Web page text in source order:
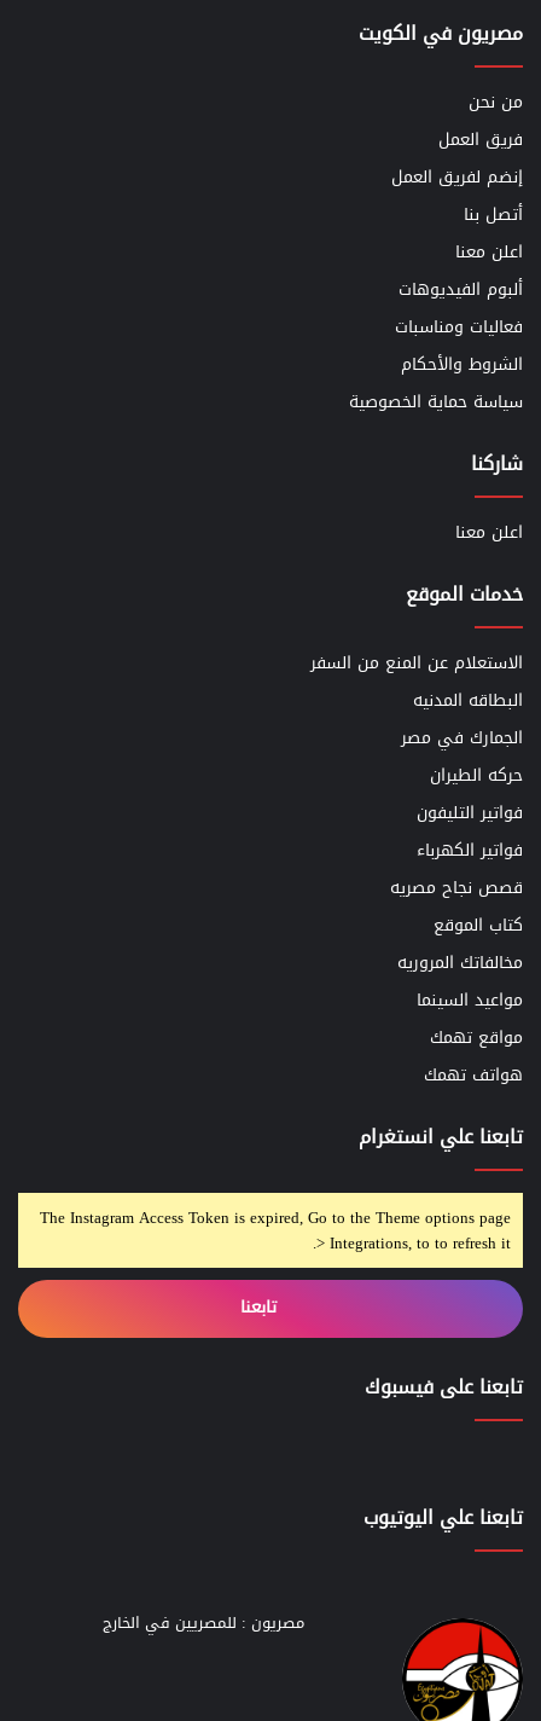
مصريون في الكويت
من نحن
فريق العمل
إنضم لفريق العمل
أتصل بنا
اعلن معنا
ألبوم الفيديوهات
فعاليات ومناسبات
الشروط والأحكام
سياسة حماية الخصوصية
شاركنا
اعلن معنا
خدمات الموقع
الاستعلام عن المنع من السفر
البطاقه المدنيه
الجمارك في مصر
حركه الطيران
فواتير التليفون
فواتير الكهرباء
قصص نجاح مصريه
كتاب الموقع
مخالفاتك المروريه
مواعيد السينما
مواقع تهمك
هواتف تهمك
تابعنا علي انستغرام
The Instagram Access Token is expired, Go to the Theme options page
> Integrations, to to refresh it.
تابعنا
تابعنا على فيسبوك
تابعنا علي اليوتيوب
مصريون : للمصريين في الخارج